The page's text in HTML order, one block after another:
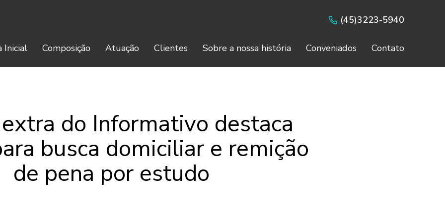
(45)3223-5940
Inicial Composição Atuação Clientes Sobre a nossa história Conveniados Contato
do Informativo destaca
busca domiciliar e remição
de pena por estudo